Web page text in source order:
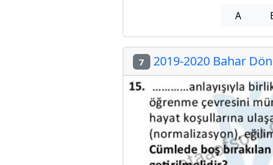
A
7 2019-2020 Bahar